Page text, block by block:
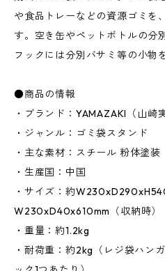
や食品トレーなどの資源ゴミを
す。空き缶やペットボトルの分
フックには分別バサミ等の小物
●商品の情報
・ブランド：YAMAZAKI（山崎
・ジャンル：ゴミ袋スタンド
・主な素材：スチール 粉体塗装
・生産国：中国
・サイズ：約
W230xD40x610mm（収納時）
・重量：約1.2kg
・耐荷重：約2kg（レジ袋ハン